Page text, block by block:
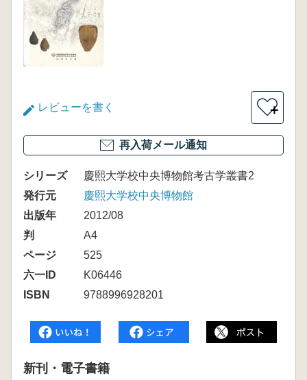
レビューを書く ＋
再入荷メール通知
シリーズ
慶熙大学校中央博物館考古学叢書2
発行元
慶熙大学校中央博物館
出版年
2012/08
判
A4
ページ
525
六一ID
K06446
ISBN
9788996928201
新刊・電子書籍